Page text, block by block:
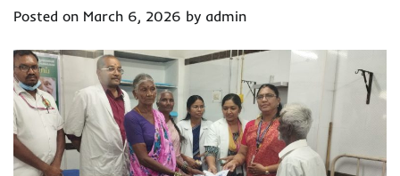
Posted on March 6, 2026 by admin